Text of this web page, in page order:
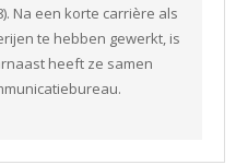
Na een korte carrière als
te hebben gewerkt, is
heeft ze samen